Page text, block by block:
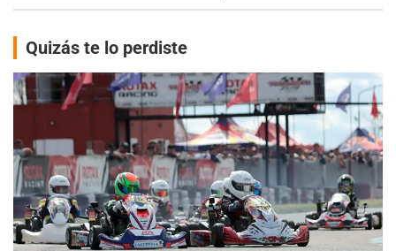
Quizás te lo perdiste